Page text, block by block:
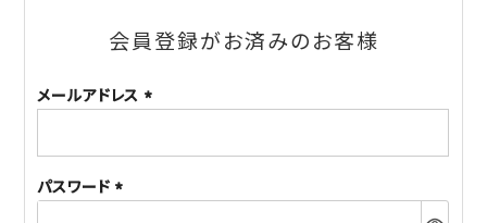
会員登録がお済みのお客様
メールアドレス
須)
パスワード